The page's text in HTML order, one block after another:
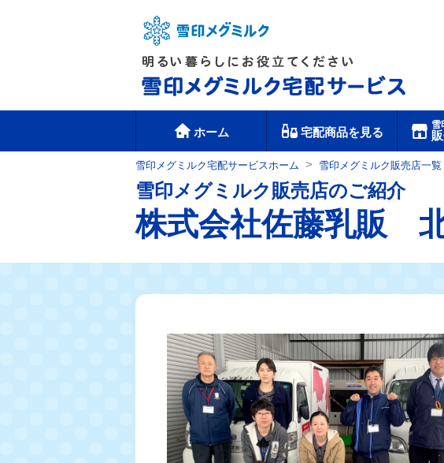
ホーム 宅配商品を見る 雪
雪印メグミルク宅配サービスホーム > 雪印メグミルク販売店一覧
雪印メグミルク販売店のご紹介
株式会社佐藤乳販